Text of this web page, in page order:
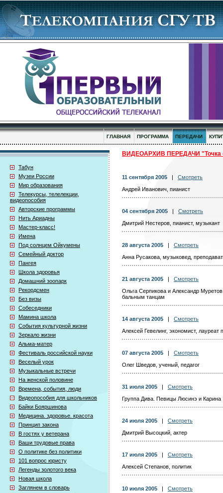
ГЛАВНАЯ ПРОГРАММА ПЕРЕДАЧИ
Табун
Музеи России
Мир образования
Телекурсы, телелекции,
видеопособия
Авторские программы
Нить Ариадны
Мастер-класс!
Имена
Под солнцем Ойкумены
Семейный доктор
Пангея
Школа здоровья
Домашний зоопарк
Рекордсмен
Без визы
Собеседники
Мамина школа
События культурной жизни
Зеркало жизни
Альма-матер
Фестиваль российской науки
Веселый урок
Музыкальные встречи
На женской половине
Времена, события, люди
Видеопособия для школьников
Байки Бояршинова
Медицина. здоровье. красота
Принцип закона
В гостях у ветерана
Ваши трудовые права
О политике без политики
101 вопрос юристу
Легенды золотого века
Новая школа
Заглянем в словарь
ВИДЕОАРХИВ ПЕРЕДАЧИ "Точка
11 сентября 2005
Смотреть
Андрей Иванович, пианист
04 сентября 2005
Смотреть
Дмитрий Нестеров, пианист, музыкант
28 августа 2005
Смотреть
Анна Русакова, музыковед,
21 августа 2005
Смотреть
Ольга Серпикова и Александр
бальным танцам
14 августа 2005
Смотреть
Алексей Гевелинг, экономист,
07 августа 2005
Смотреть
Олег Шведов, ученый, педагог
31 июля 2005
Смотреть
Группа Дива. Певицы Люсинэ и Карина
24 июля 2005
Смотреть
Дмитрий Высоцкий, актер
17 июля 2005
Смотреть
Алексей Степанов, политик
10 июля 2005
Смотреть